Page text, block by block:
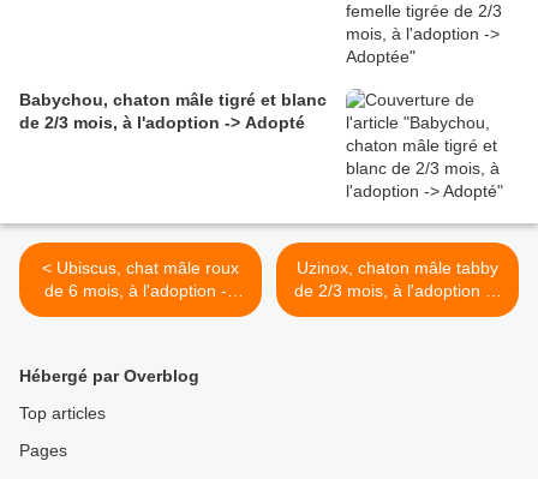
Babychou, chaton mâle tigré et blanc
de 2/3 mois, à l'adoption -> Adopté
< Ubiscus, chat mâle roux
de 6 mois, à l'adoption ->
adopté
Uzinox, chaton mâle tabby
de 2/3 mois, à l'adoption ->
adopté >
Hébergé par Overblog
Top articles
Pages